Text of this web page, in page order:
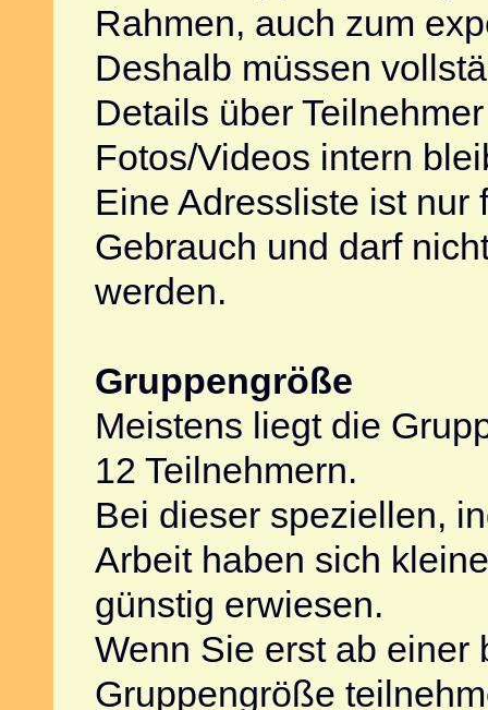
Rahmen, auch zum
Deshalb müssen
Details über
Fotos/Videos intern
Eine Adressliste ist nur
Gebrauch und darf
werden.
Gruppengröße
Meistens liegt die
12 Teilnehmern.
Bei dieser speziellen,
Arbeit haben sich
günstig erwiesen.
Wenn Sie erst ab einer
Gruppengröße